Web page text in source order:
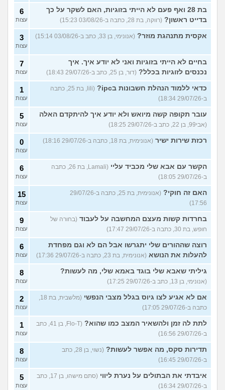
בת 28 ואף פעם לא הייתי בזוגיות, האם לשקר על כך
בדייט ראשון? (רווקה, בת 28, כתבה ב-03/08/26 15:23)
6
עצות
אקסית מתנהגת מוזר? (אנונימי, בן 33, כתב ב-03/08/26 15:14) 3
עצות
בחיים לא הייתי בזוגיות ואני לא יודע איך. איך
נכנסים לזוגיות בכלל? (דור, בן 25, כתב ב-29/07/26 18:43)
7
עצות
כדאי ללמוד הנהלת חשבונות בipc?
(lili, בת 25, כתבה
ב-29/07/26 18:34)
1
עצות
עובר תקופה קשה מיואש ולא יודע איך להיתקדם האלה
(אבי99, בן 22, כתב ב-29/07/26 18:25)
5
עצות
רכזת שירות ישיר (אנונימית, בת 18, כתבה ב-29/07/26 18:16) 0
עצות
הקשר עם אבא שלי מכביד עליי
(Lamali, בת 26, כתבה
ב-29/07/26 18:05)
6
עצות
האם זה חוקי?
(אנונימית, בת 25, כתבה ב-29/07/26
17:56)
15
עצות
בחרדות קשות מעצם המחשבה על לעבוד (בחורה של
חופש, בת 30, כתבה ב-29/07/26 17:47)
9
עצות
רוצה שההורים שלי יתגרשו אבל הם לא וגם מפחדת
להעלות את הנושא (אנונימית, בת 23, כתבה ב-29/07/26 17:36)
6
עצות
גיליתי שאבא שלי בוגד באמא שלי, מה לעשות?
(אנונימי, בן 13, כתב ב-29/07/26 17:25)
8
עצות
אם לא אגיע לצו גיוס בגלל מצבי הנפשי
כתבה ב-29/07/26 17:05)
2
עצות
לתת לה זמן ולהשאיר המצב כמו שהוא?
(Flo-T, בן 41, כתב
ב-29/07/26 16:56)
1
עצות
תדירות סקס, מה אפשר לעשות?
(נשוי, בן 28, כתב
ב-29/07/26 16:45)
8
עצות
איבדתי את הבתולים על נערת ליווי
(סתם מישהו, בן 17, כתב
ב-29/07/26 16:34)
5
עצות